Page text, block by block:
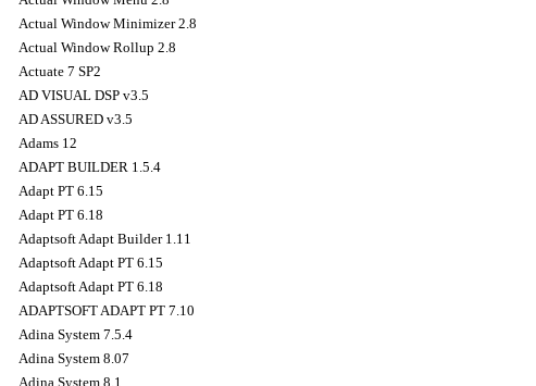
Actual Window Minimizer 2.8
Actual Window Rollup 2.8
Actuate 7 SP2
AD VISUAL DSP v3.5
AD ASSURED v3.5
Adams 12
ADAPT BUILDER 1.5.4
Adapt PT 6.15
Adapt PT 6.18
Adaptsoft Adapt Builder 1.11
Adaptsoft Adapt PT 6.15
Adaptsoft Adapt PT 6.18
ADAPTSOFT ADAPT PT 7.10
Adina System 7.5.4
Adina System 8.07
Adina System 8.1